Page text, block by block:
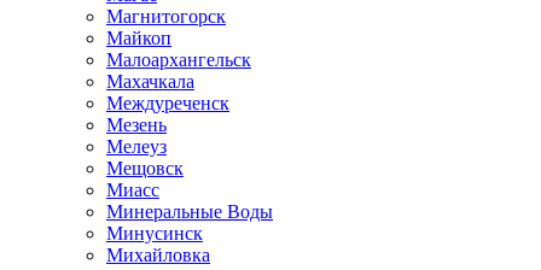
Магнитогорск
Майкоп
Малоархангельск
Махачкала
Междуреченск
Мезень
Мелеуз
Мещовск
Миасс
Минеральные Воды
Минусинск
Михайловка